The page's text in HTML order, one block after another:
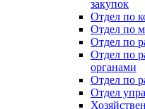
закупок
Отдел по
Отдел по
Отдел по
Отдел по
органами
Отдел по
Отдел